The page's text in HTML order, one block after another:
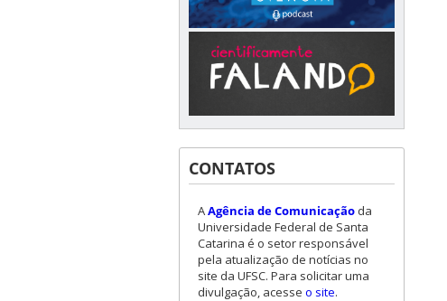
CONTATOS
AAgência de Comunicação da
Universidade Federal de Santa
Catarina é o setor responsável
pela atualização de notícias no
site da UFSC. Para solicitar uma
divulgação, acesse o site.